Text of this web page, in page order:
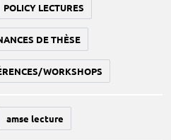
POLICY LECTURES
DE THÈSE
WORKSHOPS
amse lecture